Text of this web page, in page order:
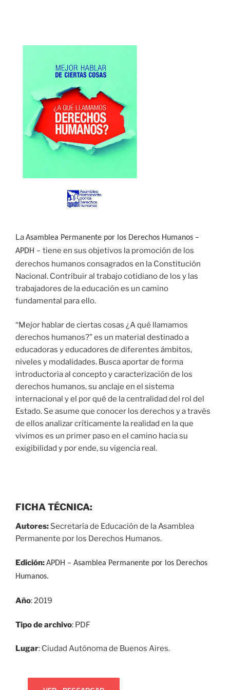
LaAsamblea Permanente por los Derechos Humanos –
APDH – tiene en sus objetivos la promoción de los
derechos humanos consagrados en la Constitución
Nacional. Contribuir al trabajo cotidiano de los y las
trabajadores de la educación es un camino
fundamental para ello.
“Mejor hablar de ciertas cosas ¿A qué llamamos
derechos humanos?” es un material destinado a
educadoras y educadores de diferentes ámbitos,
niveles y modalidades. Busca aportar de forma
introductoria al concepto y caracterización de los
derechos humanos, su anclaje en el sistema
internacional y el por qué de la centralidad del rol del
Estado. Se asume que conocer los derechos y a través
de ellos analizar críticamente la realidad en la que
vivimos es un primer paso en el camino hacia su
exigibilidad y por ende, su vigencia real.
FICHA TÉCNICA:
Autores: Secretaría de Educación de la Asamblea
Permanente por los Derechos Humanos.
Edición:APDH – Asamblea Permanente por los Derechos
Humanos.
Año: 2019
Tipo de archivo: PDF
Lugar: Ciudad Autónoma de Buenos Aires.